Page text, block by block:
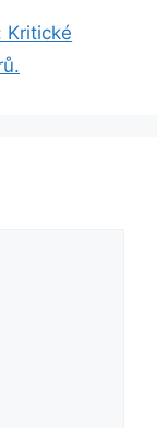
Kritické